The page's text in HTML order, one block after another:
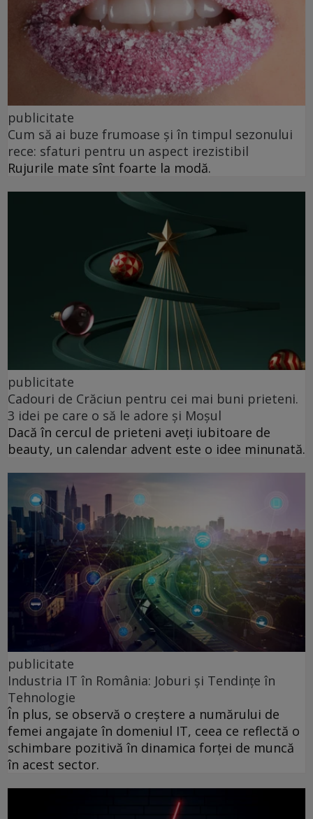
publicitate
Cum să ai buze frumoase şi în timpul sezonului
rece: sfaturi pentru un aspect irezistibil
Rujurile mate sînt foarte la modă.
publicitate
Cadouri de Crăciun pentru cei mai buni prieteni.
3 idei pe care o să le adore și Moșul
Dacă în cercul de prieteni aveți iubitoare de
beauty, un calendar advent este o idee minunată.
publicitate
Industria IT în România: Joburi și Tendințe în
Tehnologie
În plus, se observă o creștere a numărului de
femei angajate în domeniul IT, ceea ce reflectă o
schimbare pozitivă în dinamica forței de muncă
în acest sector.